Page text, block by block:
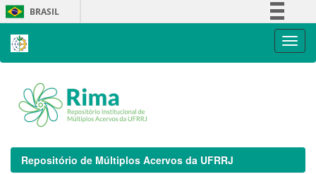
Skip
navigation
BRASIL
Repositório de Múltiplos Acervos da UFRRJ